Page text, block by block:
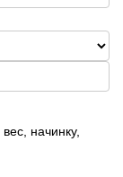
вес, начинку,